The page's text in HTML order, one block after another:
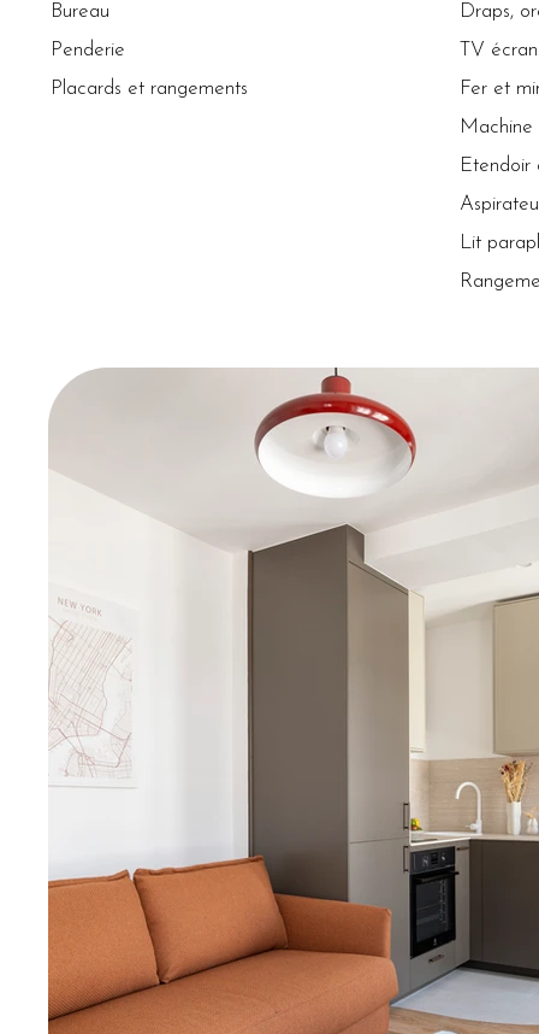
Bureau
Penderie
Placards et rangements
Draps,
TV
Fer et
Machine
​Etendoir
Lit